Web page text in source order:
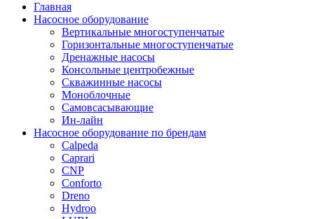
Главная
Насосное оборудование
Вертикальные многоступенчатые
Горизонтальные многоступенчатые
Дренажные насосы
Консольные центробежные
Скважинные насосы
Моноблочные
Самовсасывающие
Ин-лайн
Насосное оборудование по брендам
Calpeda
Caprari
CNP
Conforto
Dreno
Hydroo